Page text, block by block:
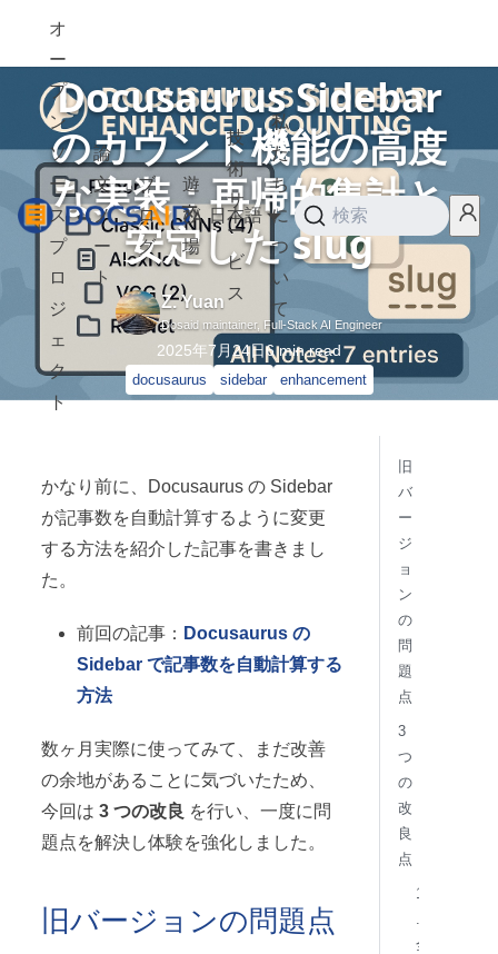
オ
ー
プ
ン
ソ
ー
ス
プ
ロ
ジ
ェ
ク
ト
論
文
ノ
ー
ト
ブ
ロ
グ
遊
び
場
技
術
サ
ー
ビ
ス
私
た
ち
に
つ
い
て
日本語 検索
Docusaurus Sidebar
のカウント機能の高度
な実装：再帰的集計と
安定した slug
Z. Yuan
Dosaid maintainer, Full-Stack AI Engineer
2025年7月24日6min read
docusaurus sidebar enhancement
かなり前に、Docusaurus の Sidebar
が記事数を自動計算するように変更
する方法を紹介した記事を書きまし
た。
前回の記事： Docusaurus の
Sidebar で記事数を自動計算する
方法
数ヶ月実際に使ってみて、まだ改善
の余地があることに気づいたため、
今回は3 つの改良 を行い、一度に問
題点を解決し体験を強化しました。
旧バージョンの問題点
旧
バ
ー
ジ
ョ
ン
の
問
題
点
3
つ
の
改
良
点
1
.
全